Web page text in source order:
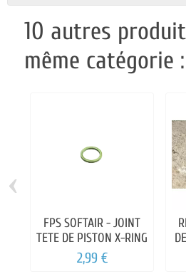
10 autres
même catégorie :
FPS SOFTAIR - JOINT
TETE DE PISTON X-RING
2,99 €
‹